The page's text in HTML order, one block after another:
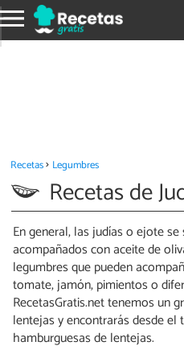
Recetas Legumbres
Recetas de
En general, las judías o ejote
acompañados con aceite de
legumbres que pueden
tomate, jamón, pimientos o
RecetasGratis.net tenemos un
lentejas y encontrarás desde
hamburguesas de lentejas.